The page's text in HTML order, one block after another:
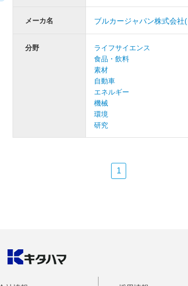
メーカ名 ブルカージャパン株式会社
分野
ライフサイエンス
食品・飲料
素材
自動車
エネルギー
機械
環境
研究
1